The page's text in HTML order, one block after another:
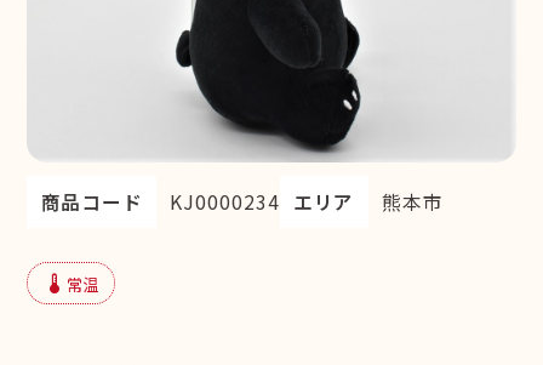
商品コード KJ0000234 エリア 熊本市
device_thermostat 常温